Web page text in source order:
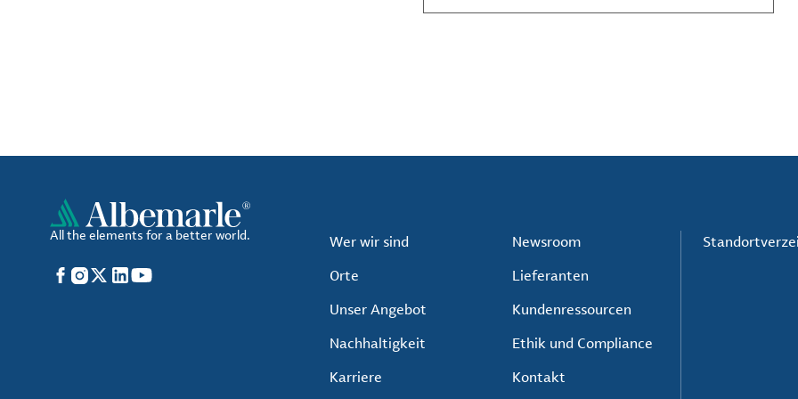
Akteure unerlässlich sind.
All the elements for a better world.
Facebook
Instagram
X LinkedIn
YouTube
Wer wir sind
Orte
Unser Angebot
Nachhaltigkeit
Karriere
Newsroom
Lieferanten
Kundenressourcen
Ethik und Compliance
Kontakt